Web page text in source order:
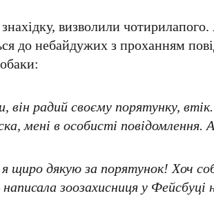
визволили
до небайдужих з проханням
він радий своєму порятунку,
мені в особисті
щиро дякую за порятунок! Хоч
написала зоозахисниця у